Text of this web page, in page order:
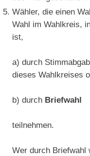
Wähler, die einen
Wahl im Wahlkreis,
ist,
a) durch
dieses Wahlkreises
b) durch Briefwahl
teilnehmen.
Wer durch Briefwahl